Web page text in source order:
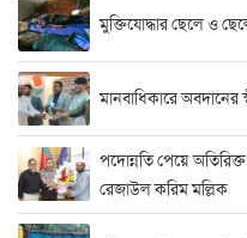
মুক্তিযোদ্ধার ছেলে ও
মানবাধিকারে
পদোন্নতি পেয়ে
রেজাউল করিম মল্লিক